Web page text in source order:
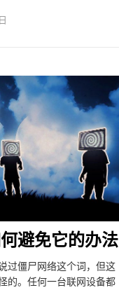
避免它的办法
过僵尸网络这个词，但这
的。任何一台联网设备都